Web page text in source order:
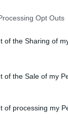
Opt Outs
of the Sharing of
of the Sale of my
of processing my